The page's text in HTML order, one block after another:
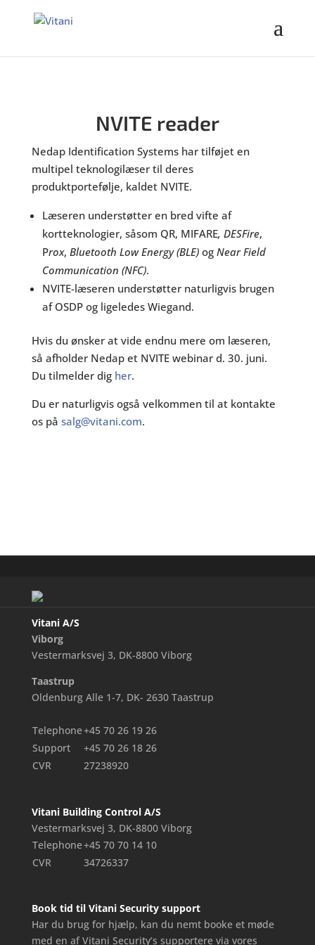
NVITE reader
Nedap Identification Systems har tilføjet en
multipel teknologilæser til deres
produktportefølje, kaldet NVITE.
Læseren understøtter en bred vifte af
kortteknologier, såsom QR, MIFARE, DESFire,
Prox, Bluetooth Low Energy (BLE)og Near Field
Communication (NFC).
NVITE-læseren understøtter naturligvis brugen
af OSDP og ligeledes Wiegand.
Hvis du ønsker at vide endnu mere om læseren,
så afholder Nedap et NVITE webinar d. 30. juni.
Du tilmelder dig her.
Du er naturligvis også velkommen til at kontakte
os på salg@vitani.com.
Vitani A/S
Viborg
Vestermarksvej 3, DK-8800 Viborg
Taastrup
Oldenburg Alle 1-7, DK- 2630 Taastrup
Telephone+45 70 26 19 26
Support
+45 70 26 18 26
CVR
27238920
Vitani Building Control A/S
Vestermarksvej 3, DK-8800 Viborg
Telephone+45 70 70 14 10
CVR
34726337
Book tid til Vitani Security support
Har du brug for hjælp, kan du nemt booke et møde
med en af Vitani Security’s supportere via vores